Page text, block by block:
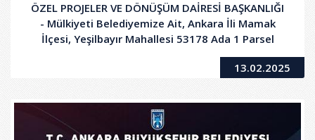
ÖZEL PROJELER VE DÖNÜŞÜM DAİRESİ BAŞKANLIĞI
- Mülkiyeti Belediyemize Ait, Ankara İli Mamak
İlçesi, Yeşilbayır Mahallesi 53178 Ada 1 Parsel
Üzerine, Yeni Mamak Kentsel Dönüşüm ve Gelişim
Proje Alanındaki Arsa/Kat Karşılığı İnşaat Yapım İşi
13.02.2025